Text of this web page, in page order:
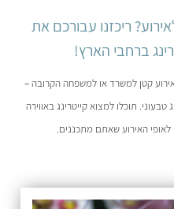
ריכזנו עבורכם את
ברחבי הארץ!
למשרד או למשפחה הקרובה –
תוכלו למצוא קייטרינג באווירה
האירוע שאתם מתכננים.